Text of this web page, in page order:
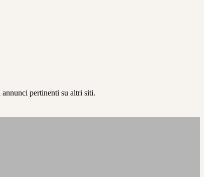
pertinenti su altri siti.